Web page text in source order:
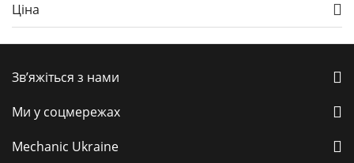
Ціна
Зв’яжіться з нами
Ми у соцмережах
Mechanic Ukraine